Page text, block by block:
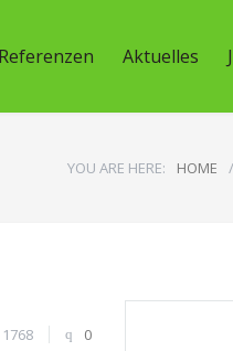
Referenzen Aktuelles
YOU ARE HERE: HOME /
1768 0